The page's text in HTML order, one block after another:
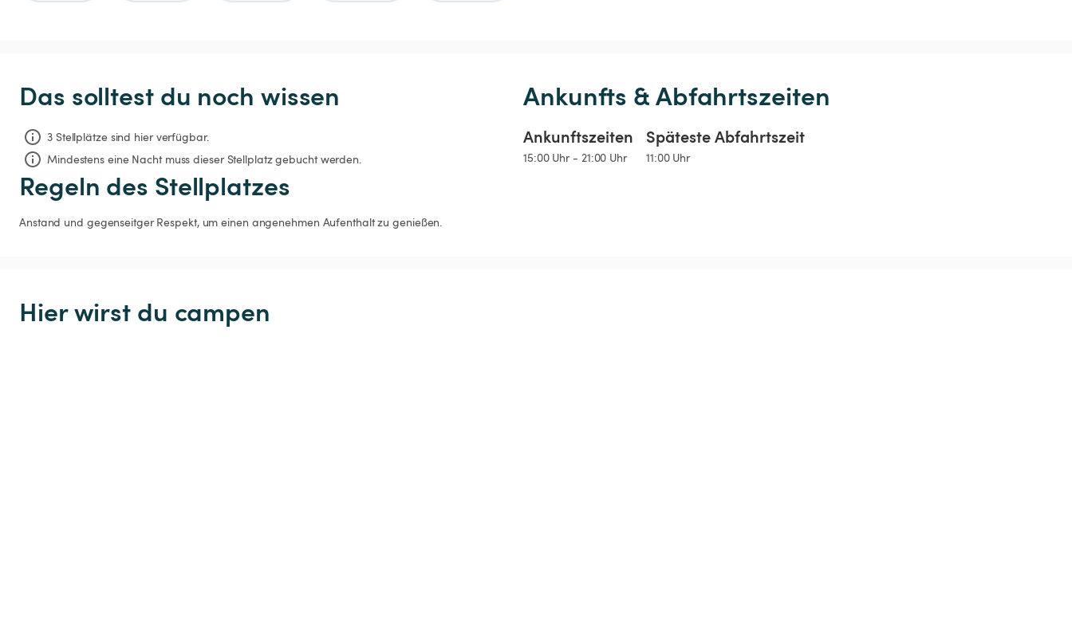
Das solltest du noch wissen
3 Stellplätze sind hier verfügbar.
Mindestens eine Nacht muss dieser Stellplatz gebucht werden.
Ankunfts & Abfahrtszeiten
Ankunftszeiten
15:00 Uhr - 21:00 Uhr
Späteste Abfahrtszeit
11:00 Uhr
Regeln des Stellplatzes
Anstand und gegenseitger Respekt, um einen angenehmen Aufenthalt zu genießen.
Hier wirst du campen